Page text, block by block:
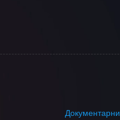
Документарни